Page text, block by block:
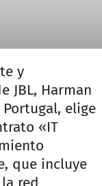
y
JBL, Harman
elige
«IT
que incluye